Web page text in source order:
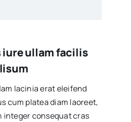
iure ullam facilis
lacinia erat eleifend
cum platea diam laoreet,
integer consequat cras